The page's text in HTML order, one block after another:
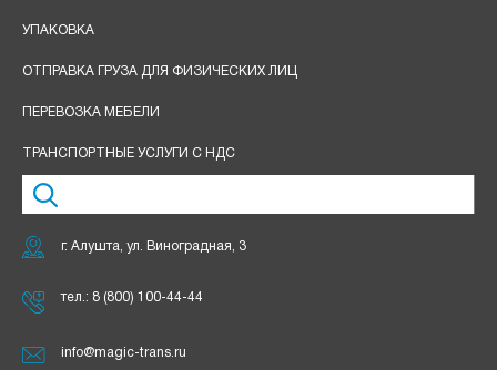
УПАКОВКА
ОТПРАВКА ГРУЗА ДЛЯ ФИЗИЧЕСКИХ ЛИЦ
ПЕРЕВОЗКА МЕБЕЛИ
ТРАНСПОРТНЫЕ УСЛУГИ С НДС
г. Алушта, ул. Виноградная, 3
тел.: 8 (800) 100-44-44
info@magic-trans.ru